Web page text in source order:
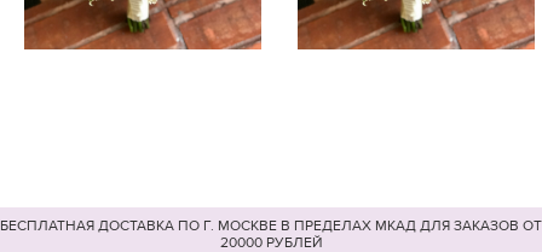
БЕСПЛАТНАЯ ДОСТАВКА ПО Г. МОСКВЕ В ПРЕДЕЛАХ МКАД ДЛЯ ЗАКАЗОВ ОТ
20000 РУБЛЕЙ